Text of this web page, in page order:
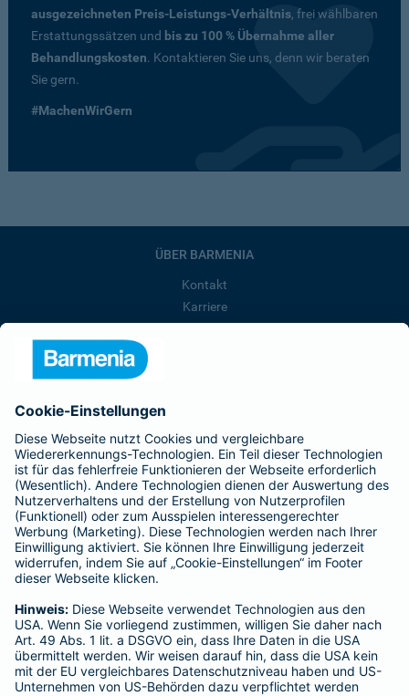
ausgezeichneten Preis-Leistungs-Verhältnis, frei wählbaren
Erstattungssätzen und bis zu 100 % Übernahme aller
Behandlungskosten. Kontaktieren Sie uns, denn wir beraten
Sie gern.
#MachenWirGern
ÜBER BARMENIA
Kontakt
Karriere
Barmenia ist Teil der BarmeniaGothaer
BELIEBTE SEITEN
Kranken-Zusatzversicherung
Tierversicherungen
Haftpflichtversicherung
Hausratversicherung
Adresse ändern
Schaden melden
Kilometerstandsmeldung
Serviceübersicht